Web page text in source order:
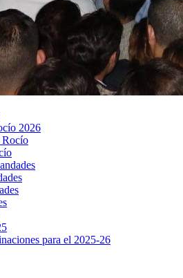
2026
Rocío
para el 2025-26